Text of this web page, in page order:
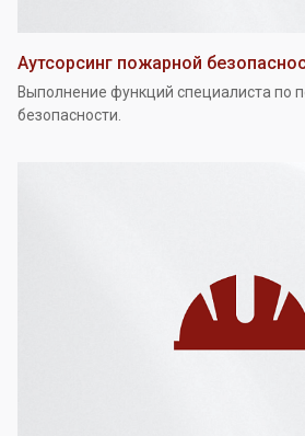
Аутсорсинг пожарной
Выполнение функций специалиста по
безопасности.